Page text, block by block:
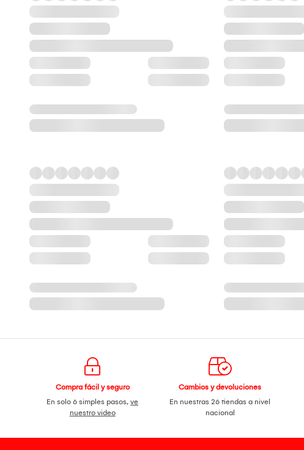
Compra fácil y seguro
En solo 6 simples pasos,ve
nuestro video
Cambios y devoluciones
En nuestras 26 tiendas a nivel
nacional